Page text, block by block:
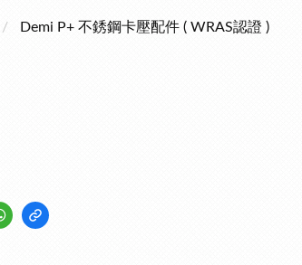
Demi P+ 不銹鋼卡壓配件 ( WRAS認證 )